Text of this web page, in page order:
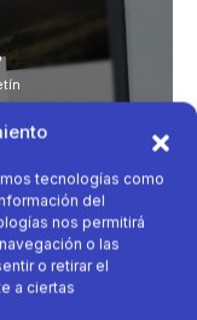
tecnologías como
del
nos permitirá
o las
o retirar el
a ciertas
de